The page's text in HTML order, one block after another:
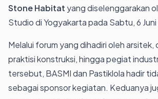
Stone Habitat yang diselenggarakan
Studio di Yogyakarta pada Sabtu, 6
Melalui forum yang dihadiri oleh arsitek,
praktisi konstruksi, hingga pegiat
tersebut, BASMI dan Pastiklola hadir
sebagai sponsor kegiatan. Keduanya